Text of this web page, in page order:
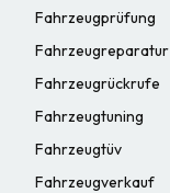
Fahrzeugprüfung
Fahrzeugreparatur
Fahrzeugrückrufe
Fahrzeugtuning
Fahrzeugtüv
Fahrzeugverkauf